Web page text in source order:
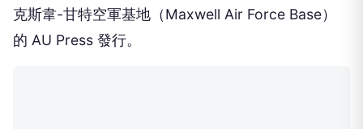
克斯韋-甘特空軍基地（Maxwell Air Force Base）
的 AU Press 發行。